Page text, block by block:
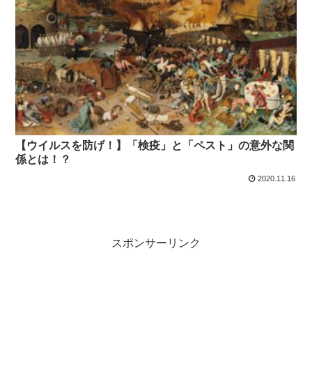
【ウイルスを防げ！】「検疫」と「ペスト」の意外な関
係とは！？
2020.11.16
スポンサーリンク